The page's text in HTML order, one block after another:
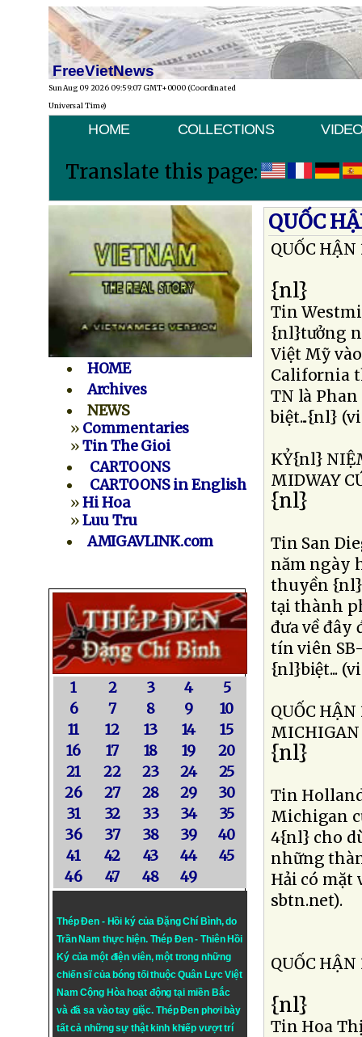
FreeVietNews
Sun Aug 09 2026 09:59:07 GMT+0000 (Coordinated
Universal Time)
HOME COLLECTIONS
Translate this page:
HOME
Archives
NEWS
» Commentaries
»Tin The Gioi
CARTOONS
CARTOONS in English
»Hi Hoa
»Luu Tru
AMIGAVLINK.com
1 2 3 4
5
6
7 8 9
10
11
12 13 14
15
16
17 18 19
20
21
22 23 24
25
26
27 28 29
30
31
32 33 34
35
36
37 38 39
40
41
42 43 44
45
46
47 48 49
Thép Đen - Hồi ký của Đặng Chí Bình, do
Trần Nam thực hiện. Thép Đen- Thiên Hồi
Ký của một điện viên, một trong những
chiến sĩ của bóng tối thuộc Quân Lực Việt
Nam Cộng Hòa hoạt động tại miền Bắc
và đã sa vào tay giặc. Thép Đen phơi bày
tất cả những sự thật kinh khiếp vượt trí
QUỐC
QUỐC
{nl}
Tin
{nl}tưởng
Việt Mỹ
California
TN là
biệt...{nl}
KỶ{nl}
MIDWAY
{nl}
Tin San
năm ngày
thuyền
tại thành
đưa về
tín viên
{nl}biệt...
QUỐC
MICHIGAN
{nl}
Tin
Michigan
4{nl} cho
những
Hải có mặt
sbtn.net).
QUỐC
{nl}
Tin Hoa